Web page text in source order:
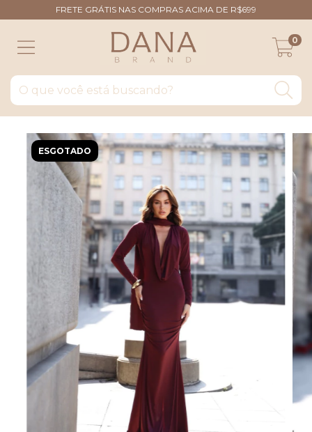
FRETE GRÁTIS NAS COMPRAS ACIMA DE R$699
0
ESGOTADO